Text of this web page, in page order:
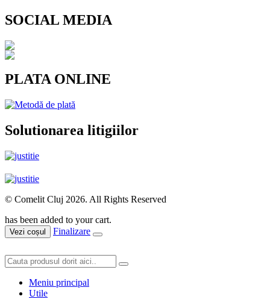
SOCIAL MEDIA
PLATA ONLINE
Solutionarea litigiilor
© Comelit Cluj 2026. All Rights Reserved
has been added to your cart.
Vezi coșul Finalizare
Meniu principal
Utile